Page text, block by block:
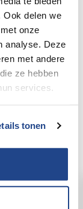
Ook delen we
onze
analyse. Deze
met andere
ze hebben
services.
tonen